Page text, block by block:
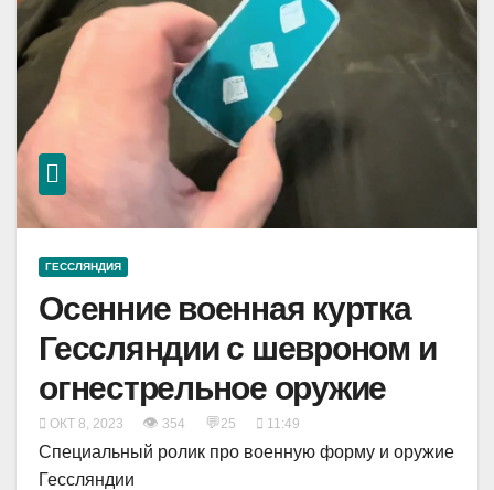
ГЕССЛЯНДИЯ
Осенние военная куртка
Гессляндии с шевроном и
огнестрельное оружие
ОКТ 8, 2023 👁 354 💬25 11:49
Специальный ролик про военную форму и оружие
Гессляндии